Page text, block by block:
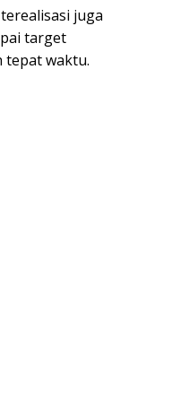
juga
target
tepat waktu.